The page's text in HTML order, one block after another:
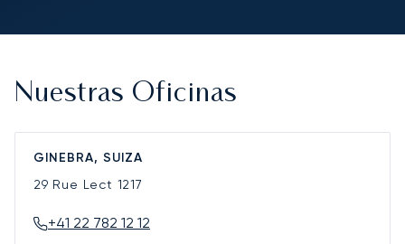
Nuestras Oficinas
GINEBRA, SUIZA
29 Rue Lect 1217
+41 22 782 12 12